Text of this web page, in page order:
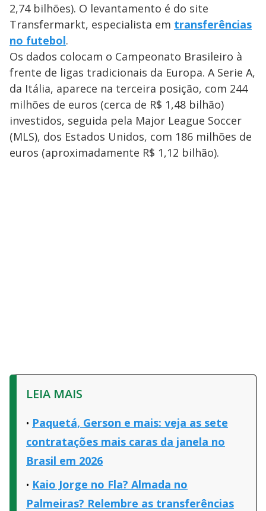
2,74 bilhões). O levantamento é do site
Transfermarkt, especialista em transferências
no futebol.
Os dados colocam o Campeonato Brasileiro à
frente de ligas tradicionais da Europa. A Serie A,
da Itália, aparece na terceira posição, com 244
milhões de euros (cerca de R$ 1,48 bilhão)
investidos, seguida pela Major League Soccer
(MLS), dos Estados Unidos, com 186 milhões de
euros (aproximadamente R$ 1,12 bilhão).
LEIA MAIS
Paquetá, Gerson e mais: veja as sete
contratações mais caras da janela no
Brasil em 2026
Kaio Jorge no Fla? Almada no
Palmeiras? Relembre as transferências